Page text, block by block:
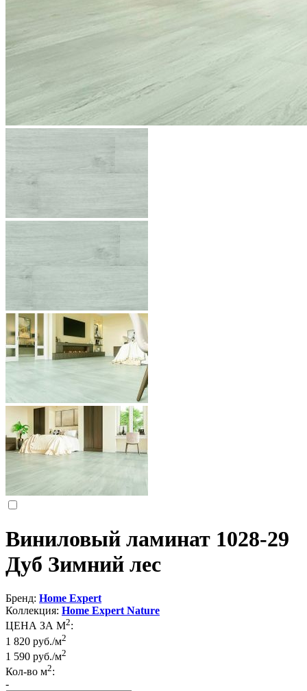
Виниловый ламинат 1028-29
Дуб Зимний лес
Бренд: Home Expert
Коллекция: Home Expert Nature
ЦЕНА ЗА М2:
1 820 руб./м2
1 590 руб./м2
Кол-во м2:
-